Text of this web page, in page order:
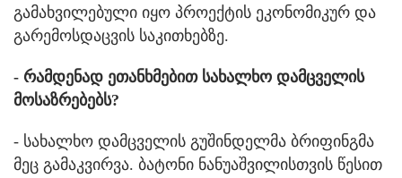
გამახვილებული იყო პროექტის ეკონომიკურ და
გარემოსდაცვის საკითხებზე.
- რამდენად ეთანხმებით სახალხო დამცველის
მოსაზრებებს?
- სახალხო დამცველის გუშინდელმა ბრიფინგმა
მეც გამაკვირვა. ბატონი ნანუაშვილისთვის წესით